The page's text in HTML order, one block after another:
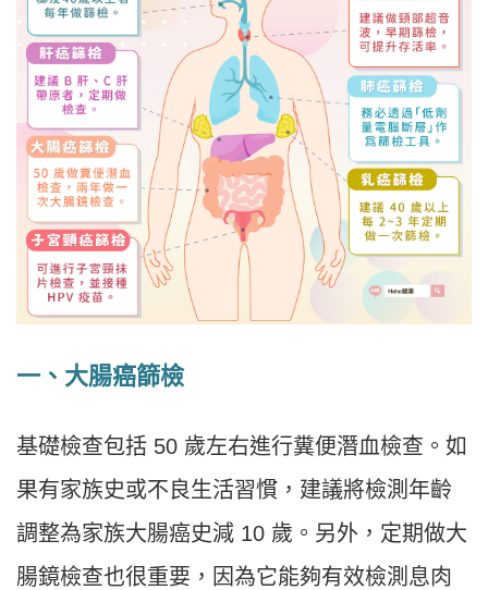
一、 大腸癌篩檢
基礎檢查包括 50 歲左右進行糞便潛血檢查。如
果有家族史或不良生活習慣，建議將檢測年齡
調整為家族大腸癌史減 10 歲。另外，定期做大
腸鏡檢查也很重要，因為它能夠有效檢測息肉